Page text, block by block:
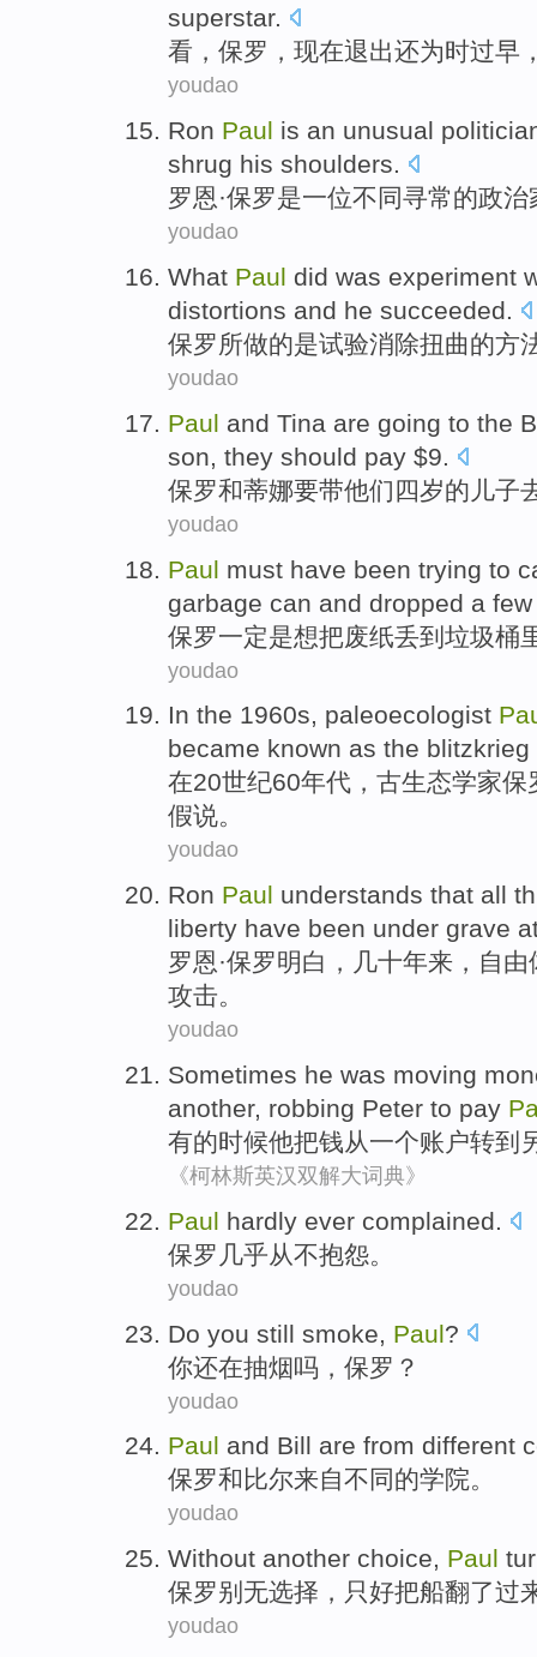
superstar.
看 ， 保罗 ， 现在退出还为时过早
youdao
Ron Paul is an unusual
shrug his shoulders.
罗恩·保罗是一位不同寻常的政治
youdao
What Paul did was experiment
distortions and he succeeded.
保罗所做的是试验消除扭曲的方
youdao
Paul and Tina are going to the
son, they should pay $9.
保罗和蒂娜要带他们四岁的 儿子
youdao
Paul must have been trying to
garbage can and dropped a few
保罗一定是想把废纸丢到垃圾桶
youdao
In the 1960s, paleoecologist
became known as the blitzkrieg
在20世纪60年代 ， 古生态学家保
假说。
youdao
Ron Paul understands that all
liberty have been under grave
罗恩·保罗明白 ，几十年来 ， 自由
攻击。
youdao
Sometimes he was moving
another, robbing Peter to pay
有的时候他把钱从一个账户转到
《柯林斯英汉双解大词典》
Paul hardly ever complained.
保罗几乎从不抱怨。
youdao
Do you still smoke, Paul?
你还在抽烟吗，保罗？
youdao
Paul and Bill are from different
保罗和比尔来自不同的学院。
youdao
Without another choice, Paul
保罗别无选择，只好把船翻了过
youdao